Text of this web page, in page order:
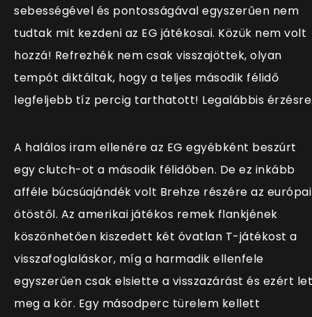
sebességével és pontosságával egyszerűen nem
tudtak mit kezdeni az EG játékosai. Közük nem volt
hozzá! Refrezhék nem csak visszajöttek, olyan
tempót diktáltak, hogy a teljes második félidő
legfeljebb tíz percig tarthatott! Legalábbis
A halálos iram ellenére az EG egyébként beszúrt
egy clutch-ot a második félidőben. De ez inkább
afféle búcsúajándék volt Brehze részére az európai
ötöstől. Az amerikai játékos remek flankjének
köszönhetően kiszedett két óvatlan T-játékost a
visszafoglaláskor, míg a harmadik ellenfele
egyszerűen csak elsiette a visszazárást és ezért
meg a kör. Egy másodperc türelem kellett